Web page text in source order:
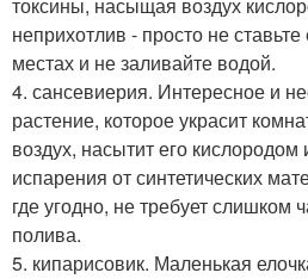
токсины, насыщая воздух
неприхотлив - просто не
местах и не заливайте водой.
4. сансевиерия. Интересное и
растение, которое украсит
воздух, насытит его
испарения от синтетических
где угодно, не требует слишком
полива.
5. кипарисовик. Маленькая